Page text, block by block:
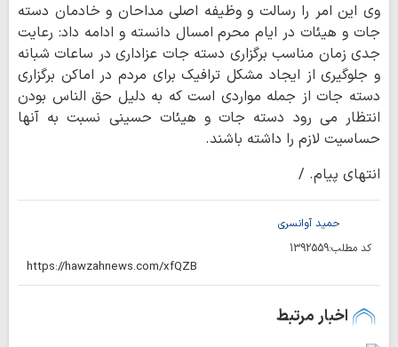
وی این امر را رسالت و وظیفه اصلی مداحان و خادمان دسته
جات و هیئات در ایام محرم امسال دانسته و ادامه داد: رعایت
جدی زمان مناسب برگزاری دسته جات عزاداری در ساعات شبانه
و جلوگیری از ایجاد مشکل ترافیک برای مردم در اماکن برگزاری
دسته جات از جمله مواردی است که به دلیل حق الناس بودن
انتظار می رود دسته جات و هیئات حسینی نسبت به آنها
حساسیت لازم را داشته باشند.
انتهای پیام. /
حمید آوانسری
کد مطلب:1392559
اخبار مرتبط